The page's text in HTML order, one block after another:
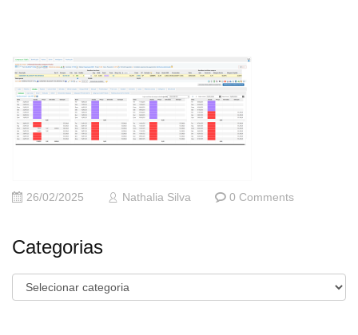
26/02/2025 Nathalia Silva 0 Comments
Categorias
Categorias